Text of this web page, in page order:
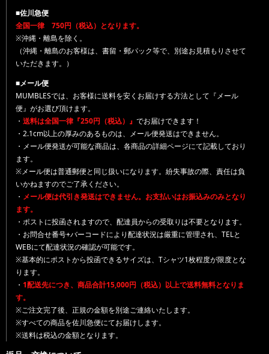
■佐川急便
全国一律 750円（税込）となります。
※沖縄・離島を除く。
（沖縄・離島のお客様は、書留・郵パック等で、別途お見積もりさせて
いただきます。）
■メール便
MUMBLESでは、お客様に送料を安くお届けする方法として『メール
便』がお選び頂けます。
・ 送料は全国一律『250円（税込）』 でお届けできます！
・2.1cm以上の厚みのあるものは、メール便発送はできません。
・メール便発送が可能な商品は、各商品の詳細ページにて記載しており
ます。
※メール便は普通郵便と同じ扱いになります。紛失事故の際、責任は負
いかねますのでご了承ください。
・ メール便は代引き発送はできません。お支払いはお振込みのみとなり
ます。
・ポストに投函されますので、配達員からの受取りは不要となります。
・お問合せ番号+バーコードにより配達状況は厳重に管理され、TELと
WEBにて配達状況の確認が可能です。
※基本的にポストから投函できるサイズは、Tシャツ1枚程度が限度とな
ります。
・ 1配送先につき、商品合計15,000円（税込）以上で送料無料となりま
す。
※ご注文完了後、正規の金額を別途ご連絡いたします。
※すべての商品を佐川急便にてお届けします。
※送料は税込の金額となります。